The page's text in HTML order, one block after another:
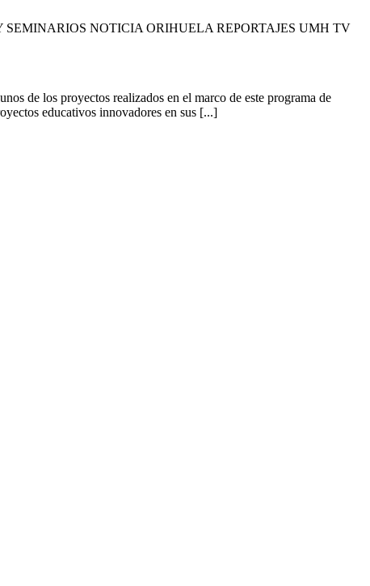
NOTICIA ORIHUELA REPORTAJES UMH TV
de los proyectos realizados en el marco de este programa de
educativos innovadores en sus [...]